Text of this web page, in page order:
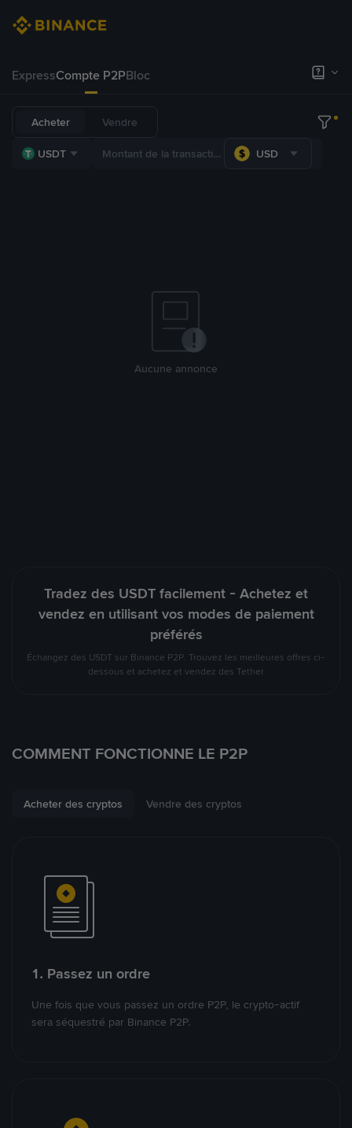
ExpressCompte P2PBloc
Acheter Vendre
USDT USD
Aucune annonce
Tradez des USDT facilement - Achetez et
vendez en utilisant vos modes de paiement
préférés
Échangez des USDT sur Binance P2P. Trouvez les meilleures offres ci-
dessous et achetez et vendez des Tether
COMMENT FONCTIONNE LE P2P
Acheter des cryptos Vendre des cryptos
1. Passez un ordre
Une fois que vous passez un ordre P2P, le crypto-actif
sera séquestré par Binance P2P.